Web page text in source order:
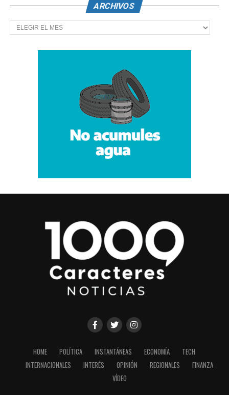
ARCHIVOS
Archivos
HOME POLÍTICA INSTANTÁNEAS ECONOMÍA
TECH
INTERNACIONALES
INTERÉS OPINIÓN REGIONALES
FINANZA
VÍDEO